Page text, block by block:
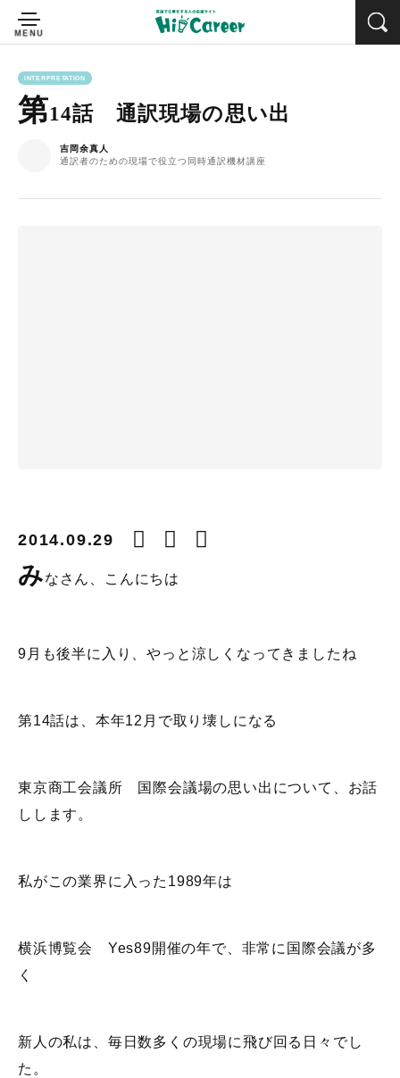
INTERPRETATION
第14話 通訳現場の思い出
吉岡余真人
通訳者のための現場で役立つ同時通訳機材講座
2014.09.29
みなさん、こんにちは
9月も後半に入り、やっと涼しくなってきましたね
第14話は、本年12月で取り壊しになる
東京商工会議所 国際会議場の思い出について、お話
しします。
私がこの業界に入った1989年は
横浜博覧会 Yes89開催の年で、非常に国際会議が多
く
新人の私は、毎日数多くの現場に飛び回る日々でし
た。